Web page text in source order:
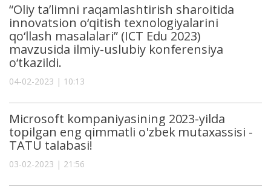
“Oliy ta’limni raqamlashtirish sharoitida
innovatsion o‘qitish tеxnologiyalarini
qo‘llash masalalari” (ICT Edu 2023)
mavzusida ilmiy-uslubiy konfеrеnsiya
o‘tkazildi.
04-02-2023 | 10:13
Microsoft kompaniyasining 2023-yilda
topilgan eng qimmatli o'zbek mutaxassisi -
TATU talabasi!
03-02-2023 | 21:56